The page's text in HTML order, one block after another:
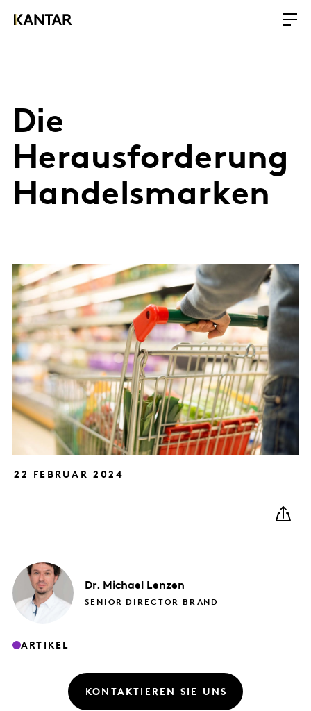
Die
Herausforderung
Handelsmarken
22 FEBRUAR 2024
Dr. Michael Lenzen
SENIOR DIRECTOR BRAND
ARTIKEL
KONTAKTIEREN SIE UNS